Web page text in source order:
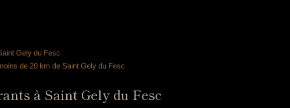
Gely du Fesc
de 20 km de Saint Gely du Fesc
à Saint Gely du Fesc